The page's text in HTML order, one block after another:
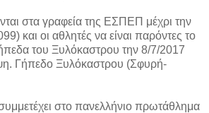
στα γραφεία της ΕΣΠΕΠ μέχρι την
και οι αθλητές να είναι παρόντες το
του Ξυλόκαστρου την 8/7/2017
Γήπεδο Ξυλόκαστρου (Σφυρή-
στο πανελλήνιο πρωτάθλημα